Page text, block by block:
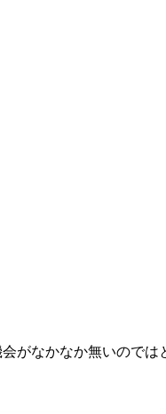
がなかなか無いのでは